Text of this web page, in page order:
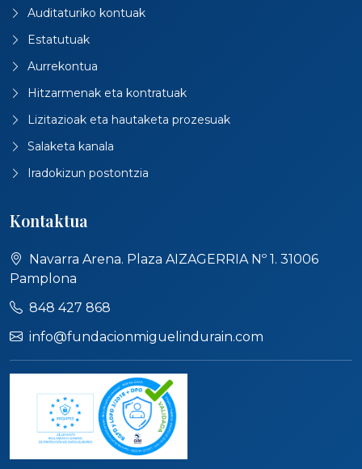
Auditaturiko kontuak
Estatutuak
Aurrekontua
Hitzarmenak eta kontratuak
Lizitazioak eta hautaketa prozesuak
Salaketa kanala
Iradokizun postontzia
Kontaktua
Navarra Arena. Plaza AIZAGERRIA Nº 1. 31006
Pamplona
848 427 868
info@fundacionmiguelindurain.com